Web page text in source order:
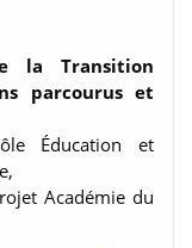
la Transition
parcourus et
Éducation et
Académie du